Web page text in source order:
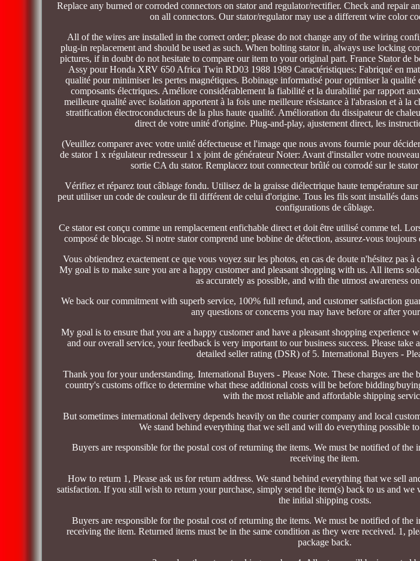
Replace any burned or corroded connectors on stator and regulator/rectifier. Check and repair
on all connectors. Our stator/regulator may use a different wire color
All of the wires are installed in the correct order; please do not change any of the wiring
plug-in replacement and should be used as such. When bolting stator in, always use locking
pictures, if in doubt do not hesitate to compare our item to your original part. France Stator de
Assy pour Honda XRV 650 Africa Twin RD03 1988 1989 Caractéristiques: Fabriqué en
qualité pour minimiser les pertes magnétiques. Bobinage informatisé pour optimiser la
composants électriques. Améliore considérablement la fiabilité et la durabilité par rapport
meilleure qualité avec isolation apportent à la fois une meilleure résistance à l'abrasion et à la
stratification électroconducteurs de la plus haute qualité. Amélioration du dissipateur de
direct de votre unité d'origine. Plug-and-play, ajustement direct, les
(Veuillez comparer avec votre unité défectueuse et l'image que nous avons fournie pour
de stator 1 x régulateur redresseur 1 x joint de générateur Noter: Avant d'installer votre
sortie CA du stator. Remplacez tout connecteur brûlé ou corrodé sur le stator
Vérifiez et réparez tout câblage fondu. Utilisez de la graisse diélectrique haute température
peut utiliser un code de couleur de fil différent de celui d'origine. Tous les fils sont installés
configurations de câblage.
Ce stator est conçu comme un remplacement enfichable direct et doit être utilisé comme tel.
composé de blocage. Si notre stator comprend une bobine de détection, assurez-vous
Vous obtiendrez exactement ce que vous voyez sur les photos, en cas de doute n'hésitez pas
My goal is to make sure you are a happy customer and pleasant shopping with us. All items
as accurately as possible, and with the utmost awareness
We back our commitment with superb service, 100% full refund, and customer satisfaction
any questions or concerns you may have before or after
My goal is to ensure that you are a happy customer and have a pleasant shopping experience
and our overall service, your feedback is very important to our business success. Please
detailed seller rating (DSR) of 5. International Buyers -
Thank you for your understanding. International Buyers - Please Note. These charges are
country's customs office to determine what these additional costs will be before bidding/
with the most reliable and affordable shipping
But sometimes international delivery depends heavily on the courier company and local
We stand behind everything that we sell and will do everything possible to
Buyers are responsible for the postal cost of returning the items. We must be notified of
receiving the item.
How to return 1, Please ask us for return address. We stand behind everything that we sell
satisfaction. If you still wish to return your purchase, simply send the item(s) back to us and
the initial shipping costs.
Buyers are responsible for the postal cost of returning the items. We must be notified of
receiving the item. Returned items must be in the same condition as they were received. 1,
package back.